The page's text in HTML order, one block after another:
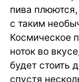
пива
с таким
Космическое
ноток во
будет стоить
спустя